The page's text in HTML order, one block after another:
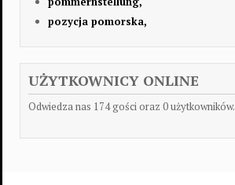
pozycja pomorska,
UŻYTKOWNICY ONLINE
Odwiedza nas 174 gości oraz 0 użytkowników.